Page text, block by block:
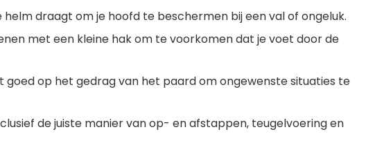
draagt om je hoofd te beschermen bij een val of ongeluk.
met een kleine hak om te voorkomen dat je voet door de
goed op het gedrag van het paard om ongewenste situaties te
de juiste manier van op- en afstappen, teugelvoering en